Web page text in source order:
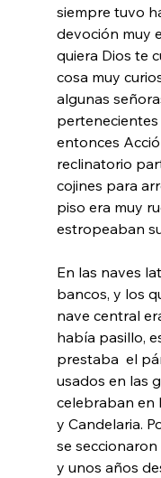
siempre tuvo
devoción muy
quiera Dios te
cosa muy
algunas
entonces
reclinatorio
cojines para
piso era muy
estropeaban
En las naves
bancos, y los
nave central
había pasillo,
prestaba  el
usados en las
celebraban en
y Candelaria.
se
y unos años